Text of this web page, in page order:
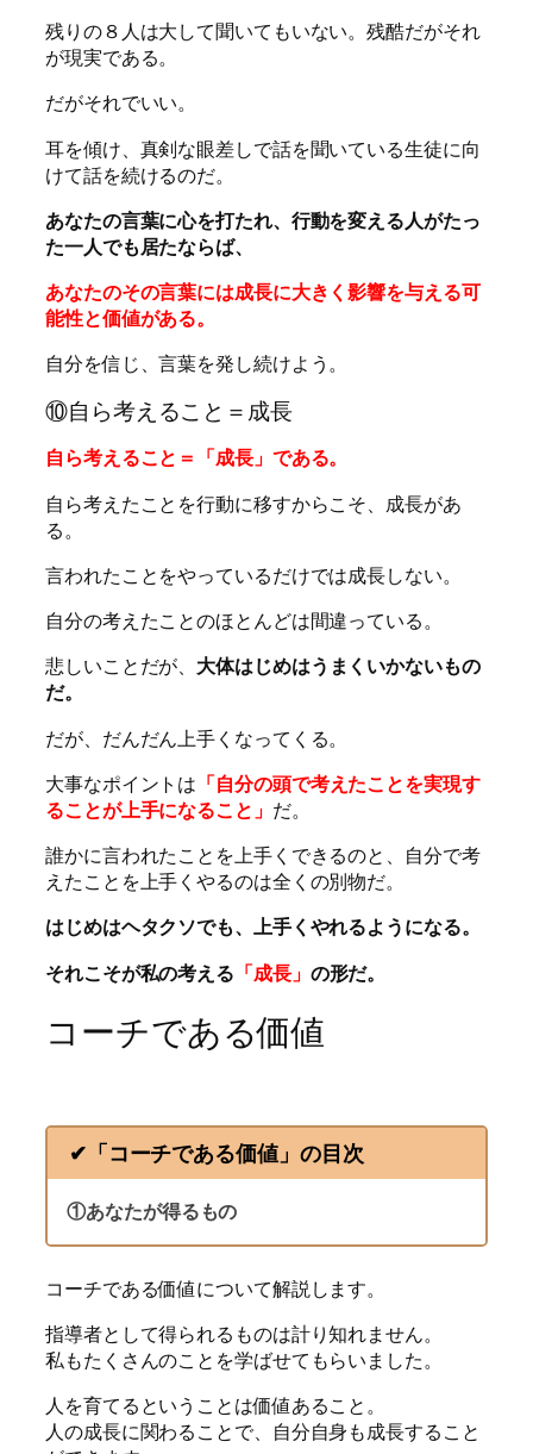
残りの８人は大して聞いてもいない。残酷だがそれ
が現実である。
だがそれでいい。
耳を傾け、真剣な眼差しで話を聞いている生徒に向
けて話を続けるのだ。
あなたの言葉に心を打たれ、行動を変える人がたっ
た一人でも居たならば、
あなたのその言葉には成長に大きく影響を与える可
能性と価値がある。
自分を信じ、言葉を発し続けよう。
⑩自ら考えること＝成長
自ら考えること＝「成長」である。
自ら考えたことを行動に移すからこそ、成長があ
る。
言われたことをやっているだけでは成長しない。
自分の考えたことのほとんどは間違っている。
悲しいことだが、大体はじめはうまくいかないもの
だ。
だが、だんだん上手くなってくる。
大事なポイントは 「自分の頭で考えたことを実現す
ることが上手になること」 だ。
誰かに言われたことを上手くできるのと、自分で考
えたことを上手くやるのは全くの別物だ。
はじめはヘタクソでも、上手くやれるようになる。
それこそが私の考える 「成長」 の形だ。
コーチである価値
✔︎「コーチである価値」の目次
①あなたが得るもの
コーチである価値について解説します。
指導者として得られるものは計り知れません。
私もたくさんのことを学ばせてもらいました。
人を育てるということは価値あること。
人の成長に関わることで、自分自身も成長すること